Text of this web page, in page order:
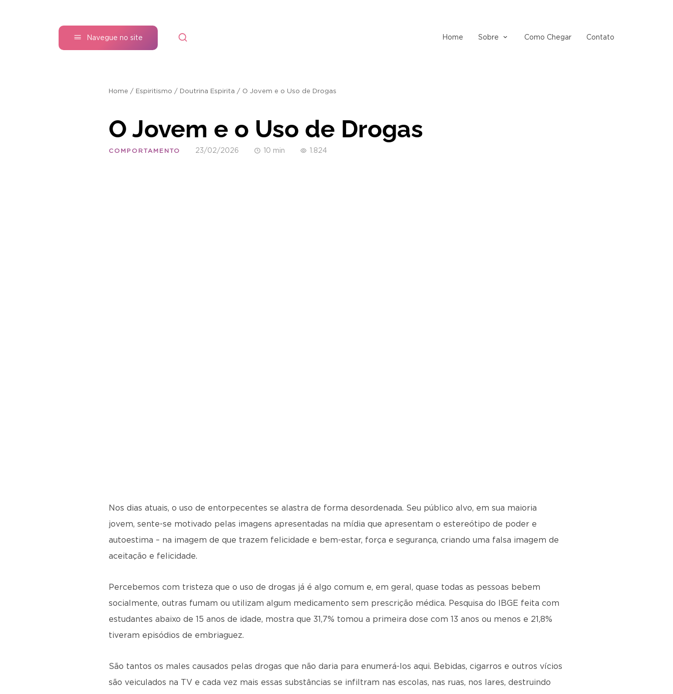
Navegue no site Home Sobre Como Chegar Contato
Home / Espiritismo / Doutrina Espirita / O Jovem e o Uso de Drogas
O Jovem e o Uso de Drogas
COMPORTAMENTO 23/02/2026 10 min 1.824
Nos dias atuais, o uso de entorpecentes se alastra de forma desordenada. Seu público alvo, em sua maioria
jovem, sente-se motivado pelas imagens apresentadas na mídia que apresentam o estereótipo de poder e
autoestima – na imagem de que trazem felicidade e bem-estar, força e segurança, criando uma falsa imagem de
aceitação e felicidade.
Percebemos com tristeza que o uso de drogas já é algo comum e, em geral, quase todas as pessoas bebem
socialmente, outras fumam ou utilizam algum medicamento sem prescrição médica. Pesquisa do IBGE feita com
estudantes abaixo de 15 anos de idade, mostra que 31,7% tomou a primeira dose com 13 anos ou menos e 21,8%
tiveram episódios de embriaguez.
São tantos os males causados pelas drogas que não daria para enumerá-los aqui. Bebidas, cigarros e outros vícios
são veiculados na TV e cada vez mais essas substâncias se infiltram nas escolas, nas ruas, nos lares, destruindo